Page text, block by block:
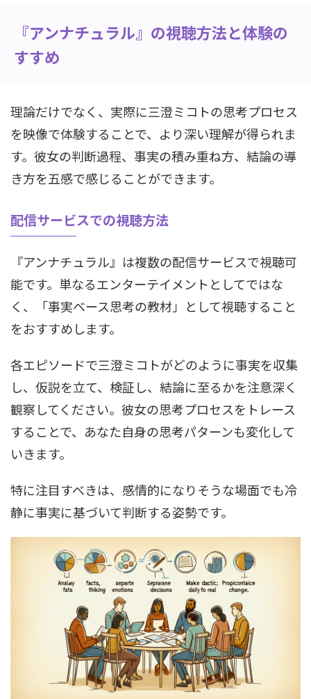
『アンナチュラル』の視聴方法と体験の
すすめ
理論だけでなく、実際に三澄ミコトの思考プロセス
を映像で体験することで、より深い理解が得られま
す。彼女の判断過程、事実の積み重ね方、結論の導
き方を五感で感じることができます。
配信サービスでの視聴方法
『アンナチュラル』は複数の配信サービスで視聴可
能です。単なるエンターテイメントとしてではな
く、「事実ベース思考の教材」として視聴すること
をおすすめします。
各エピソードで三澄ミコトがどのように事実を収集
し、仮説を立て、検証し、結論に至るかを注意深く
観察してください。彼女の思考プロセスをトレース
することで、あなた自身の思考パターンも変化して
いきます。
特に注目すべきは、感情的になりそうな場面でも冷
静に事実に基づいて判断する姿勢です。